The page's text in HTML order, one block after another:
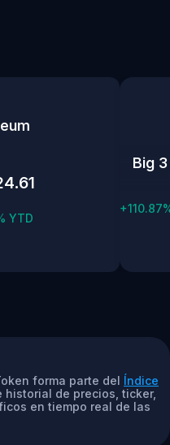
YTD
Big 3
forma parte del Índice
historial de precios, ticker,
en tiempo real de las